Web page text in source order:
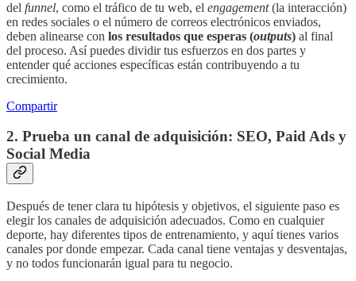
del funnel, como el tráfico de tu web, el engagement(la interacción)
en redes sociales o el número de correos electrónicos enviados,
deben alinearse con los resultados que esperas (outputs) al final
del proceso. Así puedes dividir tus esfuerzos en dos partes y
entender qué acciones específicas están contribuyendo a tu
crecimiento.
Compartir
2. Prueba un canal de adquisición: SEO, Paid Ads y
Social Media
Después de tener clara tu hipótesis y objetivos, el siguiente paso es
elegir los canales de adquisición adecuados. Como en cualquier
deporte, hay diferentes tipos de entrenamiento, y aquí tienes varios
canales por donde empezar. Cada canal tiene ventajas y desventajas,
y no todos funcionarán igual para tu negocio.